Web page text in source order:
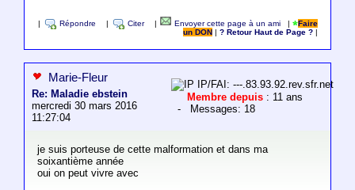
Répondre Citer Envoyer cette page à un ami |
Faire
un DON
|? Retour Haut de Page ?
Marie-Fleur
Re: Maladie ebstein
mercredi 30 mars 2016
11:27:04
IP/FAI: ---.83.93.92.rev.sfr.net
Membre depuis : 11 ans
- Messages: 18
je suis porteuse de cette malformation et dans ma
soixantième année
oui on peut vivre avec